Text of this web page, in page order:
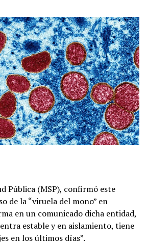
Pública (MSP), confirmó este
de la “viruela del mono” en
en un comunicado dicha entidad,
estable y en aislamiento, tiene
en los últimos días”.